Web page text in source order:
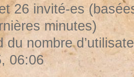
26 invité-es
minutes)
du nombre
06:06